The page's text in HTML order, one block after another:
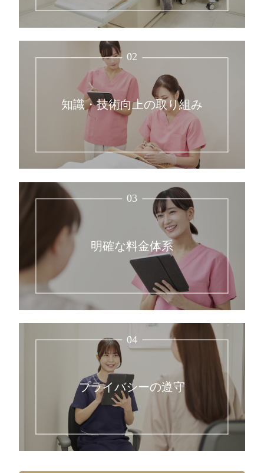
02
知識・技術向上の取り組み
03
明確な料金体系
04
プライバシーの遵守